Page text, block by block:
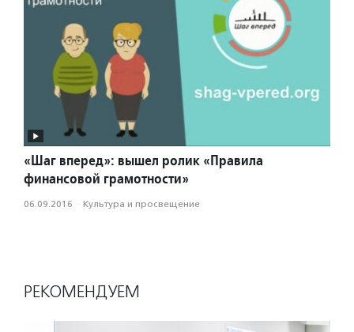
«Шаг вперед»: вышел ролик «Правила
финансовой грамотности»
06.09.2016 · Культура и просвещение
РЕКОМЕНДУЕМ